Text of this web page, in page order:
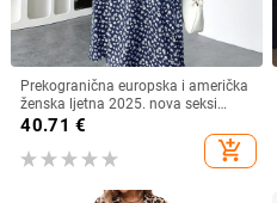
Prekogranična europska i američka
ženska ljetna 2025. nova seksi
haljina s V-izrezom i kratkim
cvjetnim uzorkom s Amazon
40.71 €
add_shopping_cart